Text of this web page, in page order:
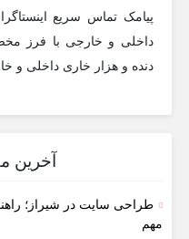
پیامک تماس سریع
داخلی و خارجی با فرز
دنده و هزار خاری داخلی و خارجی از
آخرین
طراحی سایت در شیراز؛
مهم